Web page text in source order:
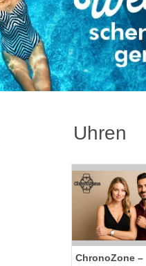
Uhren
ChronoZone –